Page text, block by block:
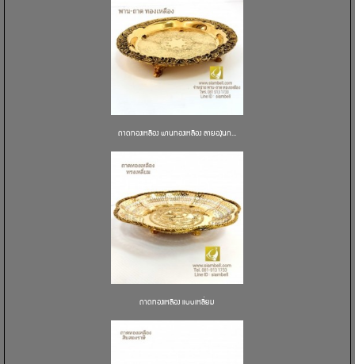
ถาดทองเหลือง พานทองเหลือง ลายองุ่นก...
ถาดทองเหลือง แบบเหลี่ยม